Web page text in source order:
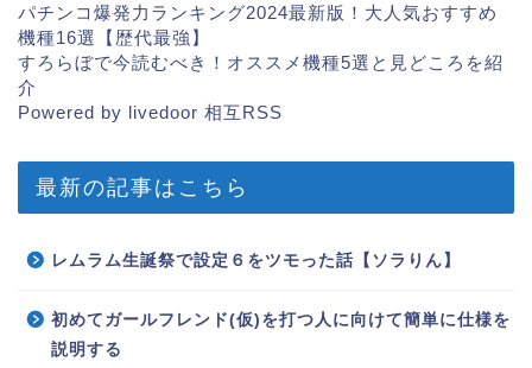
パチンコ爆発力ランキング2024最新版！大人気おすすめ
機種16選【歴代最強】
すろらぼで今読むべき！オススメ機種5選と見どころを紹
介
Powered by livedoor 相互RSS
最新の記事はこちら
レムラム生誕祭で設定６をツモった話【ソラりん】
初めてガールフレンド(仮)を打つ人に向けて簡単に仕様を
説明する